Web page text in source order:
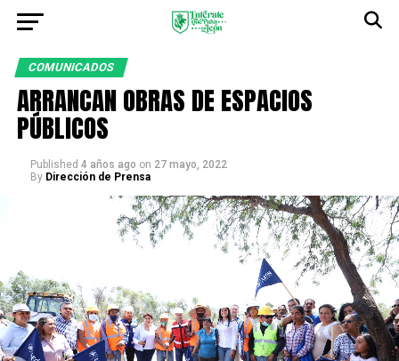
COMUNICADOS
ARRANCAN OBRAS DE ESPACIOS
PÚBLICOS
Published 4 años ago on 27 mayo, 2022
By Dirección de Prensa